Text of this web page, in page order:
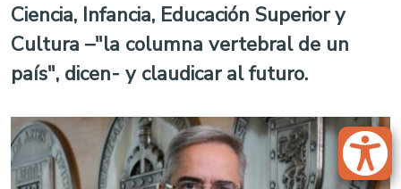
Ciencia, Infancia, Educación Superior y
Cultura –"la columna vertebral de un
país", dicen- y claudicar al futuro.